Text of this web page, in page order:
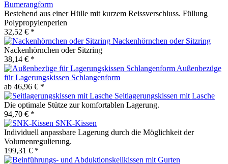
Bumerangform
Bestehend aus einer Hülle mit kurzem Reissverschluss. Füllung
Polypropylenperlen
32,52 € *
Nackenhörnchen oder Sitzring
Nackenhörnchen oder Sitzring
38,14 € *
Außenbezüge
für Lagerungskissen Schlangenform
ab 46,96 € *
Seitlagerungskissen mit Lasche
Die optimale Stütze zur komfortablen Lagerung.
94,70 € *
SNK-Kissen
Individuell anpassbare Lagerung durch die Möglichkeit der
Volumenregulierung.
199,31 € *